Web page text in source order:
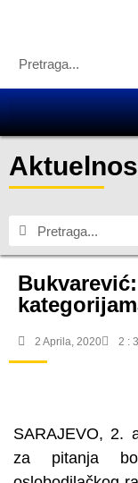
2 Aprila, 2020 2 :
SARAJEVO, 2.
za pitanja